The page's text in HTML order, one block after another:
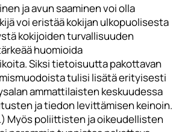
ja avun saaminen voi olla
voi eristää kokijan ulkopuolisesta
kokijoiden turvallisuuden
huomioida
Siksi tietoisuutta pakottavan
tulisi lisätä erityisesti
ammattilaisten keskuudessa
ja tiedon levittämisen keinoin.
Myös poliittisten ja oikeudellisten